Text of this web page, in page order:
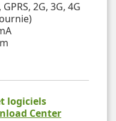
2G, 3G, 4G
logiciels
Center